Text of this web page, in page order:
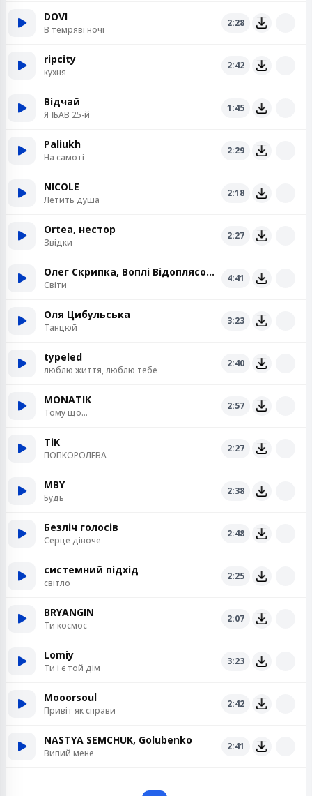
DOVI
В темряві ночі
2:28
ripcity
кухня
2:42
Відчай
Я ЇБАВ 25-й
1:45
Paliukh
На самоті
2:29
NICOLE
Летить душа
2:18
Ortea, нестор
Звідки
2:27
Олег Скрипка, Воплі Відоплясова
Світи
4:41
Оля Цибульська
Танцюй
3:23
typeled
люблю життя, люблю тебе
2:40
MONATIK
Тому що…
2:57
ТіК
ПОПКОРОЛЕВА
2:27
MBY
Будь
2:38
Безліч голосів
Серце дівоче
2:48
системний підхід
світло
2:25
BRYANGIN
Ти космос
2:07
Lomiy
Ти і є той дім
3:23
Mooorsoul
Привіт як справи
2:42
NASTYA SEMCHUK, Golubenko
Випий мене
2:41